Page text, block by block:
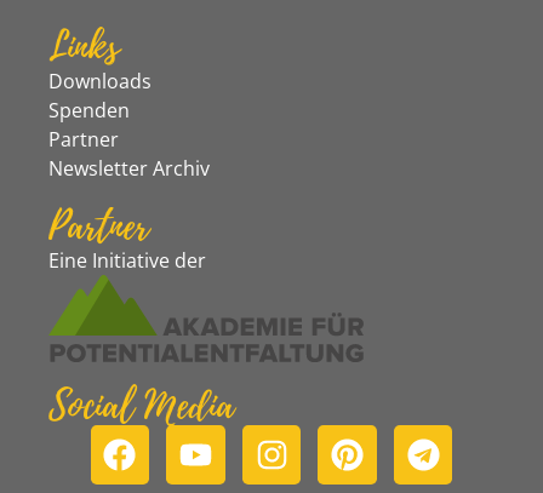
Links
Downloads
Spenden
Partner
Newsletter Archiv
Partner
Eine Initiative der
Social Media